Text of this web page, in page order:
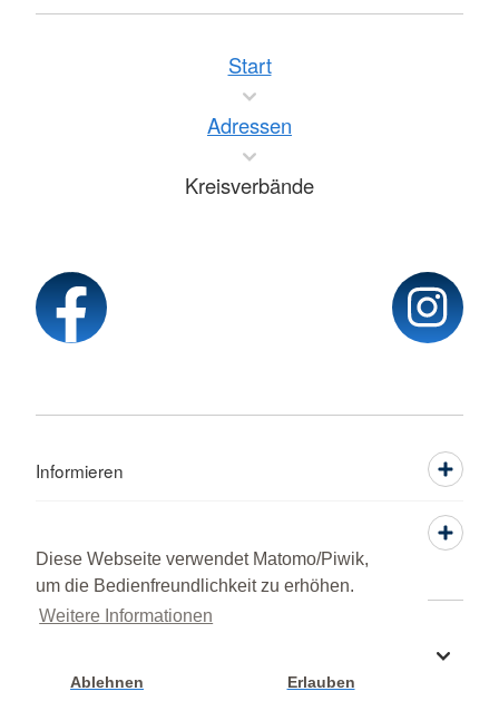
Diese Webseite verwendet Matomo/Piwik,
um die Bedienfreundlichkeit zu erhöhen.
Weitere Informationen
Ablehnen Erlauben
Start
Adressen
Kreisverbände
Informieren